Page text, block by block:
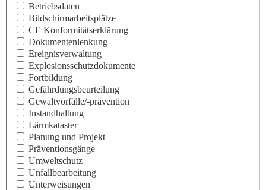
Betriebsdaten
Bildschirmarbeitsplätze
CE Konformitäts­erklärung
Dokumentenlenkung
Ereignisverwaltung
Explosionsschutzdokumente
Fortbildung
Gefährdungsbeurteilung
Gewaltvorfälle/-prävention
Instandhaltung
Lärmkataster
Planung und Projekt
Präventionsgänge
Umweltschutz
Unfallbearbeitung
Unterweisungen